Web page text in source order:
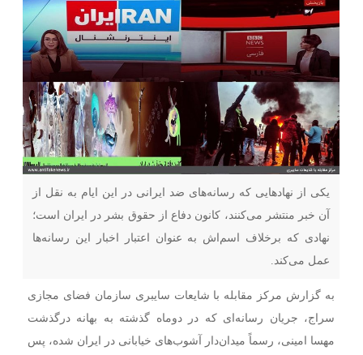
یکی از نهادهایی که رسانه‌های ضد ایرانی در این ایام به نقل از
آن خبر منتشر می‌کنند، کانون دفاع از حقوق بشر در ایران است؛
نهادی که برخلاف اسم‌اش به عنوان اعتبار اخبار این رسانه‌ها
عمل می‌کند.
به گزارش مرکز مقابله با شایعات سایبری سازمان فضای مجازی
سراج، جریان رسانه‌ای که در دوماه گذشته به بهانه درگذشت
مهسا امینی، رسماً میدان‌دار آشوب‌های خیابانی در ایران شده، پس